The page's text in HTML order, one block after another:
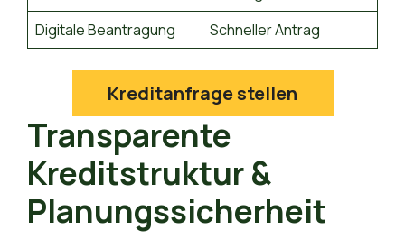
Digitale Beantragung
Schneller Antrag
Kreditanfrage stellen
Transparente
Kreditstruktur &
Planungssicherheit